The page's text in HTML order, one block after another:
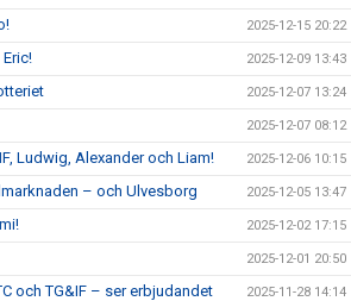
2025-12-15 20:22
2025-12-09 13:43
2025-12-07 13:24
2025-12-07 08:12
Ludwig, Alexander och Liam! 2025-12-06 10:15
– och Ulvesborg 2025-12-05 13:47
2025-12-02 17:15
2025-12-01 20:50
och TG&IF – ser erbjudandet 2025-11-28 14:14